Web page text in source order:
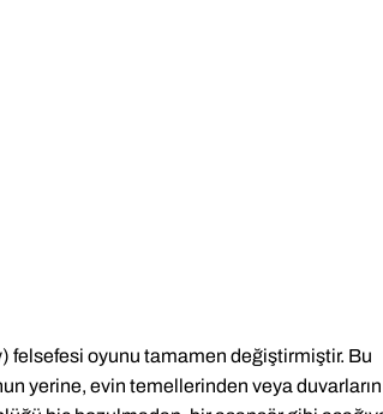
felsefesi oyunu tamamen değiştirmiştir. Bu
yerine, evin temellerinden veya